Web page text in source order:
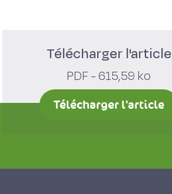
Télécharger l'article
PDF - 615,59 ko
Télécharger l'article